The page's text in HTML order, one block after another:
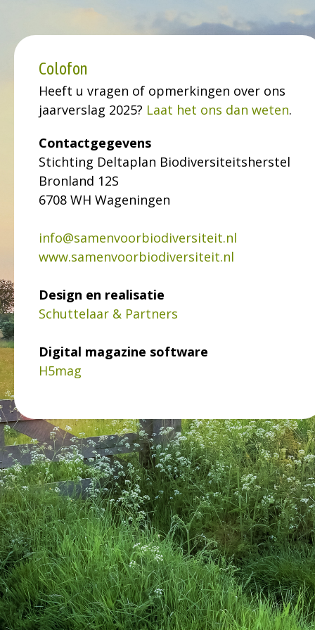
Colofon
Heeft u vragen of opmerkingen over ons
jaarverslag 2025? Laat het ons dan weten.
Contactgegevens
Stichting Deltaplan Biodiversiteitsherstel
Bronland 12S
6708 WH Wageningen
info@samenvoorbiodiversiteit.nl
www.samenvoorbiodiversiteit.nl
Design en realisatie
Schuttelaar & Partners
Digital magazine software
H5mag